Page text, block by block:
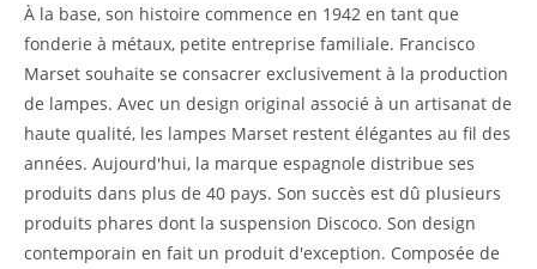
À la base, son histoire commence en 1942 en tant que
fonderie à métaux, petite entreprise familiale. Francisco
Marset souhaite se consacrer exclusivement à la production
de lampes. Avec un design original associé à un artisanat de
haute qualité, les lampes Marset restent élégantes au fil des
années. Aujourd'hui, la marque espagnole distribue ses
produits dans plus de 40 pays. Son succès est dû plusieurs
produits phares dont la suspension Discoco. Son design
contemporain en fait un produit d'exception. Composée de